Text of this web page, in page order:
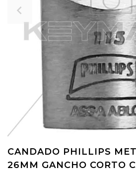
CANDADO PHILLIPS
26MM GANCHO CORTO